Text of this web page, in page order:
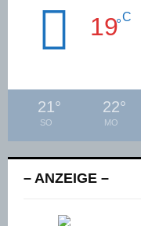
19°C
21°
SO
22°
MO
– ANZEIGE –